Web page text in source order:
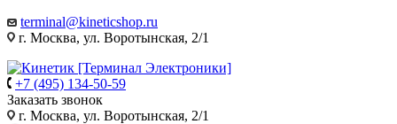
terminal@kineticshop.ru
г. Москва, ул. Воротынская, 2/1
+7 (495) 134-50-59
Заказать звонок
г. Москва, ул. Воротынская, 2/1